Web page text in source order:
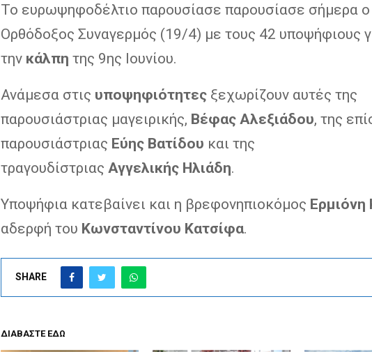
Το ευρωψηφοδέλτιο παρουσίασε παρουσίασε σήμερα ο
Ορθόδοξος Συναγερμός (19/4) με τους 42 υποψήφιους
την κάλπη της 9ης Ιουνίου.
Ανάμεσα στις υποψηφιότητες ξεχωρίζουν αυτές της
παρουσιάστριας μαγειρικής, Βέφας Αλεξιάδου, της
παρουσιάστριας Εύης Βατίδου και της
τραγουδίστριας Αγγελικής Ηλιάδη.
Υποψήφια κατεβαίνει και η βρεφονηπιοκόμος Ερμιόνη
αδερφή του Κωνσταντίνου Κατσίφα.
SHARE
ΔΙΑΒΑΣΤΕ ΕΔΩ